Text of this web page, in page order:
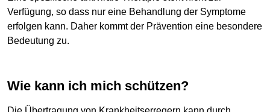
Verfügung, so dass nur eine Behandlung der Symptome
erfolgen kann. Daher kommt der Prävention eine besondere
Bedeutung zu.
Wie kann ich mich schützen?